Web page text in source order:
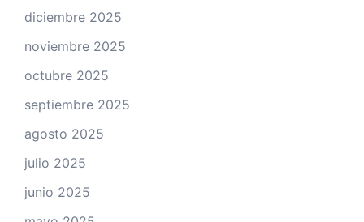
diciembre 2025
noviembre 2025
octubre 2025
septiembre 2025
agosto 2025
julio 2025
junio 2025